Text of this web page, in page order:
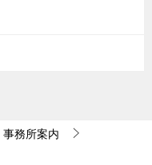
事務所案内